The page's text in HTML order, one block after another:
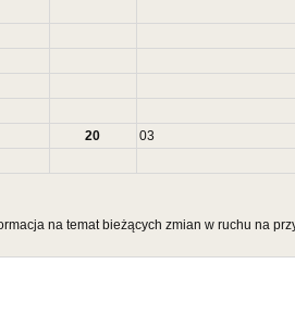
20
03
na temat bieżących zmian w ruchu na